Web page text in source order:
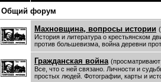
Общий форум
Махновщина, вопросы истории
История и литература о крестьянском
против большевизма, война деревни
Гражданская война
Все, что с ней связано. Личности и
простых людей. Фотографии, карты и